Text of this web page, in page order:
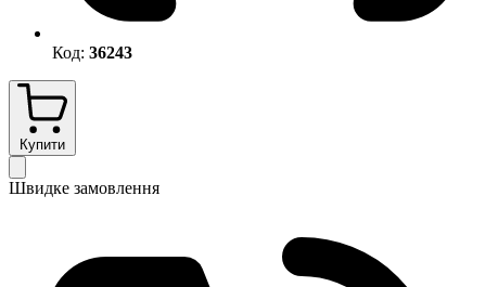
Код: 36243
Купити
Швидке замовлення